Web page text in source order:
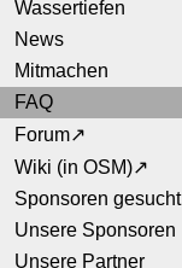
Wassertiefen
News
Mitmachen
FAQ
Forum
Wiki (in OSM)
Sponsoren gesucht
Unsere Sponsoren
Unsere Partner